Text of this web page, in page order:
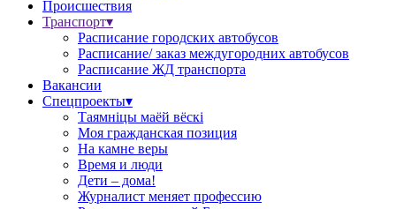
Происшествия
Транспорт▾
Расписание городских автобусов
Расписание/ заказ междугородних автобусов
Расписание ЖД транспорта
Вакансии
Спецпроекты▾
Таямніцы маёй вёскі
Моя гражданская позиция
На камне веры
Время и люди
Дети – дома!
Журналист меняет профессию